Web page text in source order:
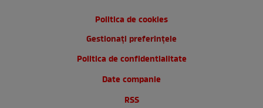
Politica de cookies
Gestionați preferințele
Politica de confidentialitate
Date companie
RSS